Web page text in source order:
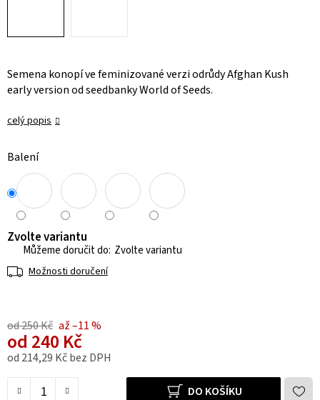
Semena konopí ve feminizované verzi odrůdy Afghan Kush
early version od seedbanky World of Seeds.
celý popis
Balení
Zvolte variantu
Zvolte variantu
Možnosti doručení
od 250 Kč až –11 %
od 240 Kč
od 214,29 Kčbez DPH
DO KOŠÍKU